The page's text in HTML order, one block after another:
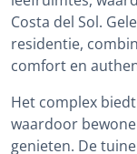
Costa del Sol.
residentie,
comfort en
Het complex
waardoor
genieten. De